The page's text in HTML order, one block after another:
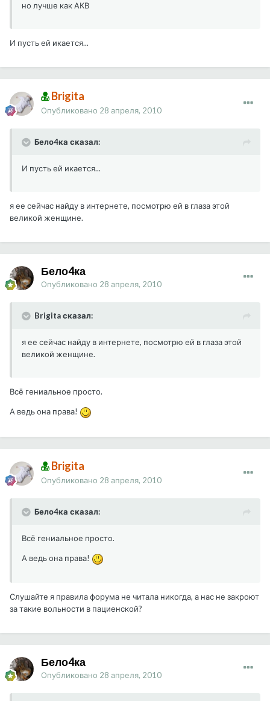
но лучше как АКВ
И пусть ей икается...
Brigita
Опубликовано 28 апреля, 2010
Бело4ка сказал:
И пусть ей икается...
я ее сейчас найду в интернете, посмотрю ей в глаза этой
великой женщине.
Бело4ка
Опубликовано 28 апреля, 2010
Brigita сказал:
я ее сейчас найду в интернете, посмотрю ей в глаза этой
великой женщине.
Всё гениальное просто.
А ведь она права!
Brigita
Опубликовано 28 апреля, 2010
Бело4ка сказал:
Всё гениальное просто.
А ведь она права!
Слушайте я правила форума не читала никогда, а нас не закроют
за такие вольности в пациенской?
Бело4ка
Опубликовано 28 апреля, 2010